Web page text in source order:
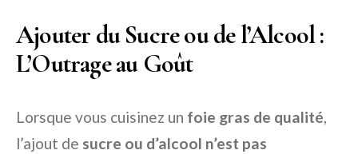
Ajouter du Sucre ou de l’Alcool :
L’Outrage au Goût
Lorsque vous cuisinez un foie gras de qualité,
l’ajout de sucre ou d’alcool n’est pas